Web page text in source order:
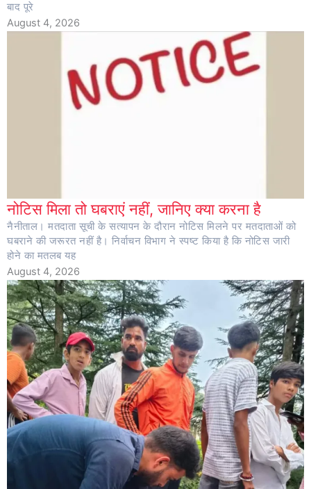
बाद पूरे
August 4, 2026
नोटिस मिला तो घबराएं नहीं, जानिए क्या करना है
नैनीताल। मतदाता सूची के सत्यापन के दौरान नोटिस मिलने पर मतदाताओं को
घबराने की जरूरत नहीं है। निर्वाचन विभाग ने स्पष्ट किया है कि नोटिस जारी
होने का मतलब यह
August 4, 2026